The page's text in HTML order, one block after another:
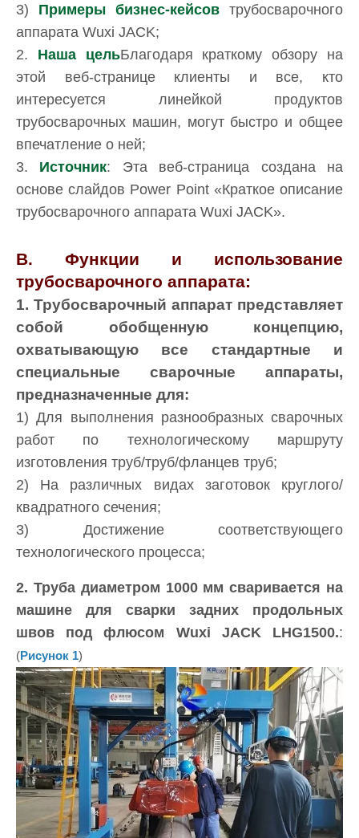
3) Примеры бизнес-кейсов трубосварочного
аппарата Wuxi JACK;
2. Наша цельБлагодаря краткому обзору на
этой веб-странице клиенты и все, кто
интересуется линейкой продуктов
трубосварочных машин, могут быстро и общее
впечатление о ней;
3. Источник: Эта веб-страница создана на
основе слайдов Power Point «Краткое описание
трубосварочного аппарата Wuxi JACK».
B. Функции и использование
трубосварочного аппарата:
1. Трубосварочный аппарат представляет
собой обобщенную концепцию,
охватывающую все стандартные и
специальные сварочные аппараты,
предназначенные для:
1) Для выполнения разнообразных сварочных
работ по технологическому маршруту
изготовления труб/труб/фланцев труб;
2) На различных видах заготовок круглого/
квадратного сечения;
3) Достижение соответствующего
технологического процесса;
2. Труба диаметром 1000 мм сваривается на
машине для сварки задних продольных
швов под флюсом Wuxi JACK LHG1500.:
(Рисунок 1)